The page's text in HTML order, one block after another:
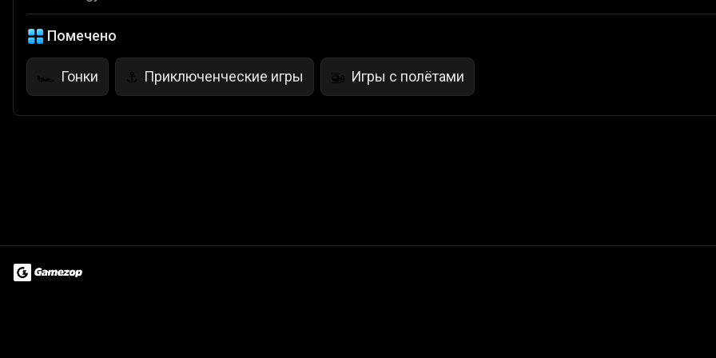
Помечено
🏎️ Гонки ⚓ Приключенческие игры 🚁 Игры с полётами